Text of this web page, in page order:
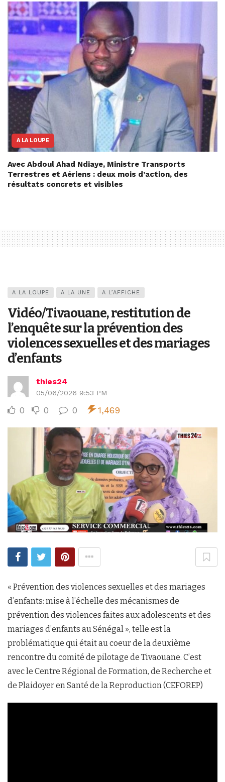
A LA LOUPE
Avec Abdoul Ahad Ndiaye, Ministre Transports
Terrestres et Aériens : deux mois d’action, des
résultats concrets et visibles
A LA LOUPE A LA UNE A L’AFFICHE
Vidéo/Tivaouane, restitution de
l’enquête sur la prévention des
violences sexuelles et des mariages
d’enfants
thies24
05/06/2026 9:53 PM
0 0 0 1,469
« Prévention des violences sexuelles et des mariages
d’enfants: mise à l’échelle des mécanismes de
prévention des violences faites aux adolescents et des
mariages d’enfants au Sénégal », telle est la
problématique qui était au coeur de la deuxième
rencontre du comité de pilotage de Tivaouane. C’est
avec le Centre Régional de Formation, de Recherche et
de Plaidoyer en Santé de la Reproduction (CEFOREP)